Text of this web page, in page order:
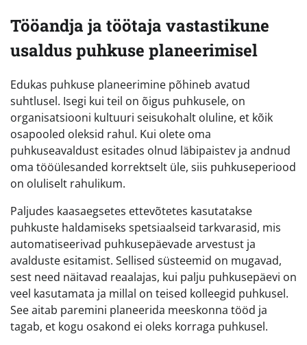
Tööandja ja töötaja vastastikune
usaldus puhkuse planeerimisel
Edukas puhkuse planeerimine põhineb avatud
suhtlusel. Isegi kui teil on õigus puhkusele, on
organisatsiooni kultuuri seisukohalt oluline, et kõik
osapooled oleksid rahul. Kui olete oma
puhkuseavaldust esitades olnud läbipaistev ja andnud
oma tööülesanded korrektselt üle, siis puhkuseperiood
on oluliselt rahulikum.
Paljudes kaasaegsetes ettevõtetes kasutatakse
puhkuste haldamiseks spetsiaalseid tarkvarasid, mis
automatiseerivad puhkusepäevade arvestust ja
avalduste esitamist. Sellised süsteemid on mugavad,
sest need näitavad reaalajas, kui palju puhkusepäevi on
veel kasutamata ja millal on teised kolleegid puhkusel.
See aitab paremini planeerida meeskonna tööd ja
tagab, et kogu osakond ei oleks korraga puhkusel.